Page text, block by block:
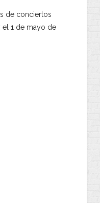
de conciertos
el 1 de mayo de